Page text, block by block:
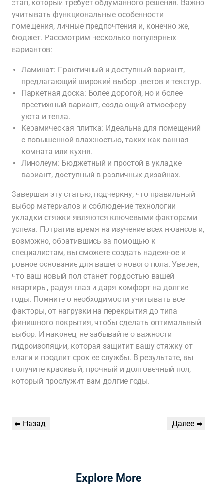
этап, который требует обдуманного решения. Важно
учитывать функциональные особенности
помещения, личные предпочтения и, конечно же,
бюджет. Рассмотрим несколько популярных
вариантов:
Ламинат: Практичный и доступный вариант,
предлагающий широкий выбор цветов и текстур.
Паркетная доска: Более дорогой, но и более
престижный вариант, создающий атмосферу
уюта и тепла.
Керамическая плитка: Идеальна для помещений
с повышенной влажностью, таких как ванная
комната или кухня.
Линолеум: Бюджетный и простой в укладке
вариант, доступный в различных дизайнах.
Завершая эту статью, подчеркну, что правильный
выбор материалов и соблюдение технологии
укладки стяжки являются ключевыми факторами
успеха. Потратив время на изучение всех нюансов и,
возможно, обратившись за помощью к
специалистам, вы сможете создать надежное и
ровное основание для вашего нового пола. Уверен,
что ваш новый пол станет гордостью вашей
квартиры, радуя глаз и даря комфорт на долгие
годы. Помните о необходимости учитывать все
факторы, от нагрузки на перекрытия до типа
финишного покрытия, чтобы сделать оптимальный
выбор. И наконец, не забывайте о важности
гидроизоляции, которая защитит вашу стяжку от
влаги и продлит срок ее службы. В результате, вы
получите красивый, прочный и долговечный пол,
который прослужит вам долгие годы.
Навигация
Предыдущая
Назад
Следующая
Далее
Explore More